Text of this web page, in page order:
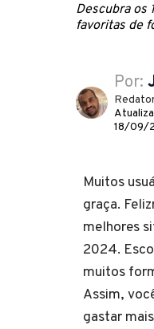
Descubra os
favoritas de
Por:
18/09/
Muitos
graça.
melhores
2024.
muitos
Assim,
gastar